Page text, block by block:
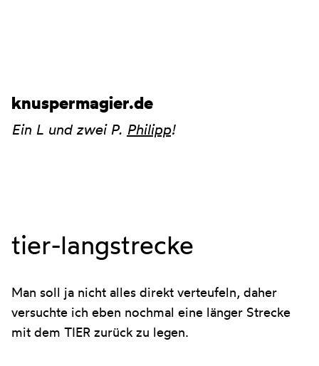
knuspermagier.de
Ein L und zwei P. Philipp!
tier-langstrecke
Man soll ja nicht alles direkt verteufeln, daher
versuchte ich eben nochmal eine länger Strecke
mit dem TIER zurück zu legen.